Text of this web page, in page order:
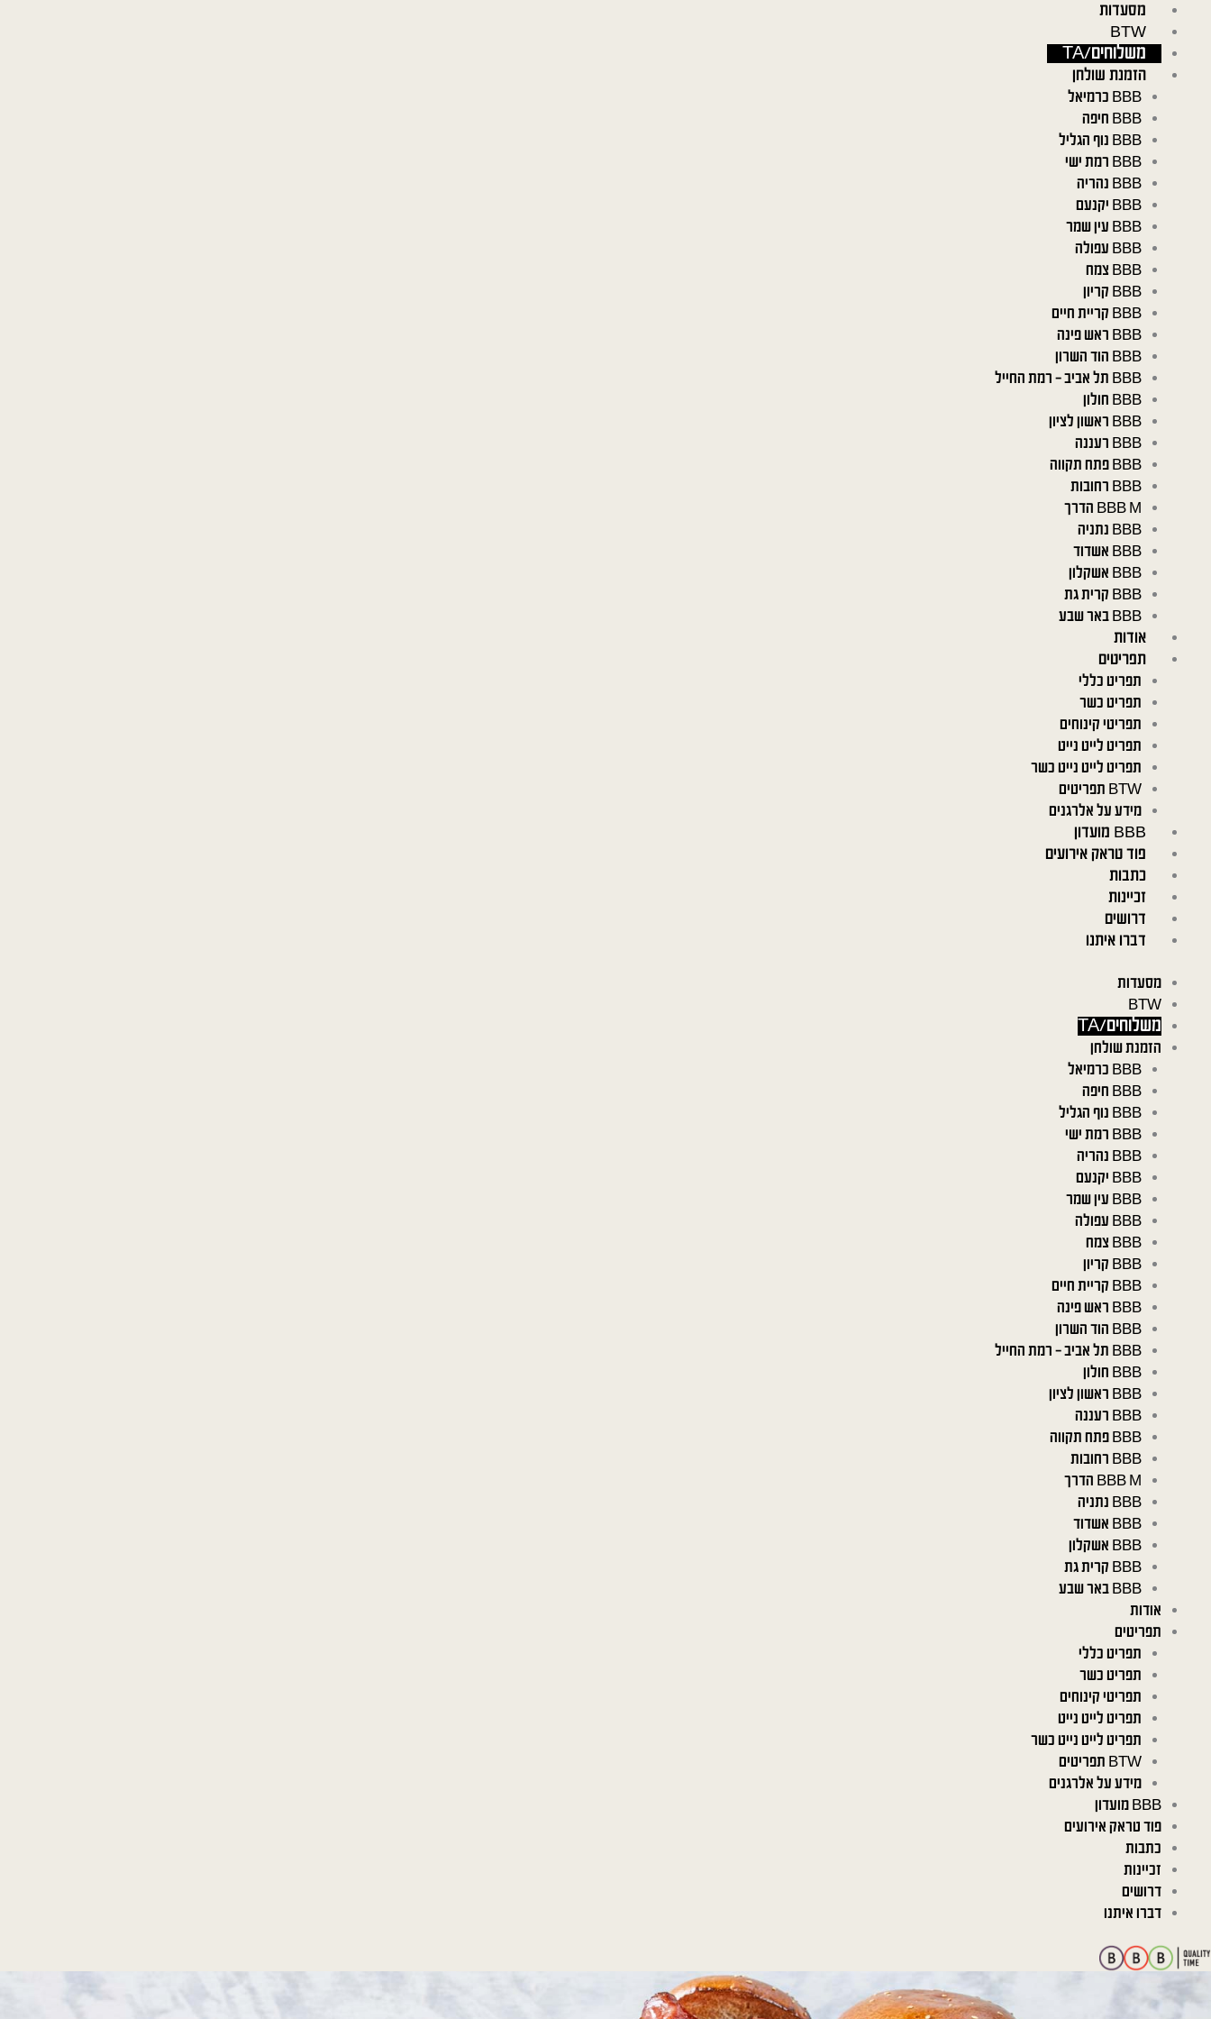
מסעדות
BTW
משלוחים/TA
הזמנת שולחן
BBB כרמיאל
BBB חיפה
BBB נוף הגליל
BBB רמת ישי
BBB נהריה
BBB יקנעם
BBB עין שמר
BBB עפולה
BBB צמח
BBB קריון
BBB קריית חיים
BBB ראש פינה
BBB הוד השרון
BBB תל אביב – רמת החייל
BBB חולון
BBB ראשון לציון
BBB רעננה
BBB פתח תקווה
BBB רחובות
BBB M הדרך
BBB נתניה
BBB אשדוד
BBB אשקלון
BBB קרית גת
BBB באר שבע
אודות
תפריטים
תפריט כללי
תפריט כשר
תפריטי קינוחים
תפריט לייט נייט
תפריט לייט נייט כשר
BTW תפריטים
מידע על אלרגנים
BBB מועדון
פוד טראק אירועים
כתבות
זכיינות
דרושים
דברו איתנו
מסעדות
BTW
משלוחים/TA
הזמנת שולחן
BBB כרמיאל
BBB חיפה
BBB נוף הגליל
BBB רמת ישי
BBB נהריה
BBB יקנעם
BBB עין שמר
BBB עפולה
BBB צמח
BBB קריון
BBB קריית חיים
BBB ראש פינה
BBB הוד השרון
BBB תל אביב – רמת החייל
BBB חולון
BBB ראשון לציון
BBB רעננה
BBB פתח תקווה
BBB רחובות
BBB M הדרך
BBB נתניה
BBB אשדוד
BBB אשקלון
BBB קרית גת
BBB באר שבע
אודות
תפריטים
תפריט כללי
תפריט כשר
תפריטי קינוחים
תפריט לייט נייט
תפריט לייט נייט כשר
BTW תפריטים
מידע על אלרגנים
BBB מועדון
פוד טראק אירועים
כתבות
זכיינות
דרושים
דברו איתנו